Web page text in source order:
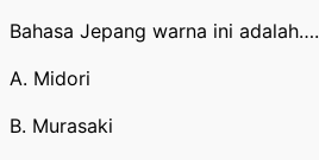
Bahasa Jepang warna ini adalah….
A. Midori
B. Murasaki